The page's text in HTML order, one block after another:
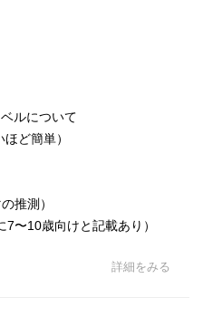
ルについて
ど簡単）
推測）
〜10歳向けと記載あり）
詳細をみる